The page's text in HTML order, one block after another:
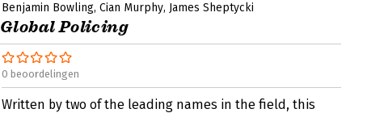
Benjamin Bowling Cian Murphy James Sheptycki
Global Policing
0 beoordelingen
Written by two of the leading names in the field, this